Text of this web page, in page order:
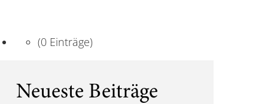
(0 Einträge)
Neueste Beiträge